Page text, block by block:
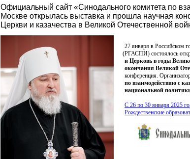
Официальный сайт «Синодального комитета по
Москве открылась выставка и прошла научная
Церкви и казачества в Великой Отечественной
27 января в Российском
(РГАСПИ) состоялось
и Церковь в годы
окончания Великой
конференция.
по взаимодействию с
национальной
С 26 по 30 января 2025
Рождественские